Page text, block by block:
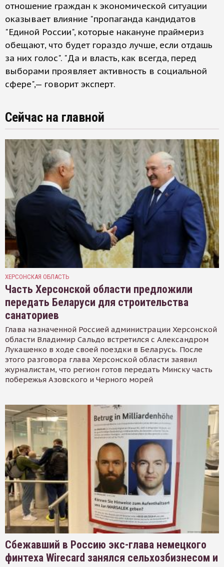
отношение граждан к экономической ситуации
оказывает влияние "пропаганда кандидатов
"Единой России", которые накануне праймериз
обещают, что будет гораздо лучше, если отдашь
за них голос". "Да и власть, как всегда, перед
выборами проявляет активность в социальной
сфере",— говорит эксперт.
Сейчас на главной
ХЕРСОНСКАЯ ОБЛАСТЬ
Часть Херсонской области предложили
передать Беларуси для строительства
санаториев
Глава назначенной Россией администрации Херсонской
области Владимир Сальдо встретился с Александром
Лукашенко в ходе своей поездки в Беларусь. После
этого разговора глава Херсонской области заявил
журналистам, что регион готов передать Минску часть
побережья Азовского и Черного морей
Сбежавший в Россию экс-глава немецкого
финтеха Wirecard занялся сельхозбизнесом и